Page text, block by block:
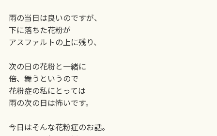
雨の当日は良いのですが、
下に落ちた花粉が
アスファルトの上に残り、
次の日の花粉と一緒に
倍、舞うというので
花粉症の私にとっては
雨の次の日は怖いです。
今日はそんな花粉症のお話。